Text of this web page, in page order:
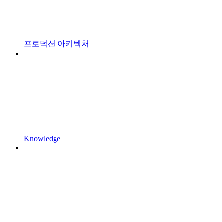
프로덕션 아키텍처
Knowledge